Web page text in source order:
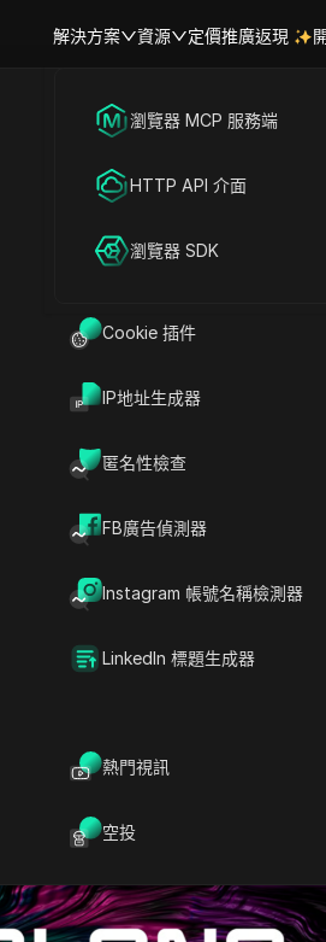
解決方案
海外社媒營銷
廣告投放
帳號共享
資源
Cookie 插件
IP地址生成器
匿名性檢查
FB廣告偵測器
Instagram 帳號名稱檢測器
LinkedIn 標題生成器
熱門視訊
空投
定價推廣返現
瀏覽器 MCP 服務端
HTTP API 介面
瀏覽器 SDK
參與Solana空投
費獲取代幣的絕佳機會。隨著區塊
解其運作方式、參與方法以及如何最
Solana 空投
您將能順利從
Solana 空投生態系
的細節、如何使用合適工具監控空